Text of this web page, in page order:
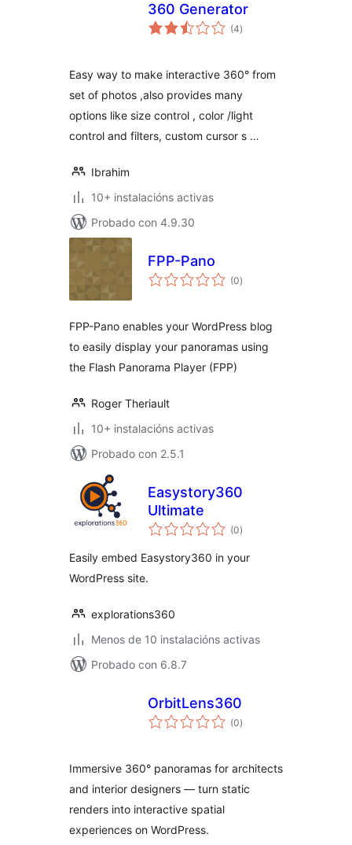
360 Generator
(4valoracións
totais
)
Easy way to make interactive 360° from
set of photos ,also provides many
options like size control , color /light
control and filters, custom cursor s …
Ibrahim
10+ instalacións activas
Probado con 4.9.30
FPP-Pano
(0valoracións
totais
)
FPP-Pano enables your WordPress blog
to easily display your panoramas using
the Flash Panorama Player (FPP)
Roger Theriault
10+ instalacións activas
Probado con 2.5.1
Easystory360
Ultimate
(0valoracións
totais
)
Easily embed Easystory360 in your
WordPress site.
explorations360
Menos de 10 instalacións activas
Probado con 6.8.7
OrbitLens360
(0valoracións
totais
)
Immersive 360° panoramas for architects
and interior designers — turn static
renders into interactive spatial
experiences on WordPress.